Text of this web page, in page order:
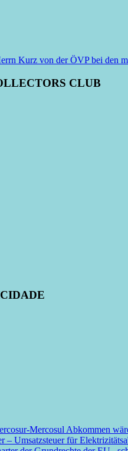
Kurz von der ÖVP bei den
CLUB
Mercosul Abkommen
– Umsatzsteuer für